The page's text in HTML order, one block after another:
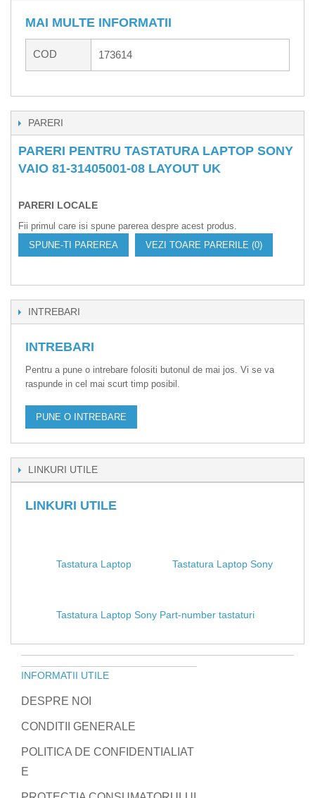
MAI MULTE INFORMATII
COD 173614
PARERI
PARERI PENTRU TASTATURA LAPTOP SONY
VAIO 81-31405001-08 LAYOUT UK
PARERI LOCALE
Fii primul care isi spune parerea despre acest produs.
SPUNE-TI PAREREA
VEZI TOARE PARERILE (0)
INTREBARI
INTREBARI
Pentru a pune o intrebare folositi butonul de mai jos. Vi se va
raspunde in cel mai scurt timp posibil.
PUNE O INTREBARE
LINKURI UTILE
LINKURI UTILE
Tastatura Laptop Tastatura Laptop Sony
Tastatura Laptop Sony Part-number tastaturi
INFORMATII UTILE
DESPRE NOI
CONDITII GENERALE
POLITICA DE CONFIDENTIALIAT
E